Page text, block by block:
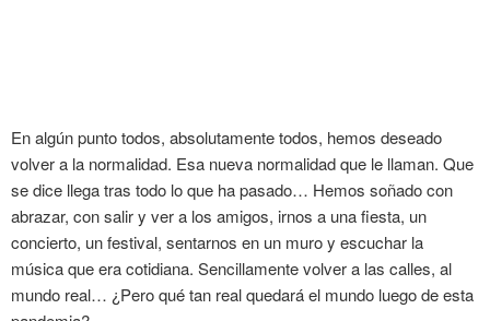
En algún punto todos, absolutamente todos, hemos deseado
volver a la normalidad. Esa nueva normalidad que le llaman. Que
se dice llega tras todo lo que ha pasado… Hemos soñado con
abrazar, con salir y ver a los amigos, irnos a una fiesta, un
concierto, un festival, sentarnos en un muro y escuchar la
música que era cotidiana. Sencillamente volver a las calles, al
mundo real… ¿Pero qué tan real quedará el mundo luego de esta